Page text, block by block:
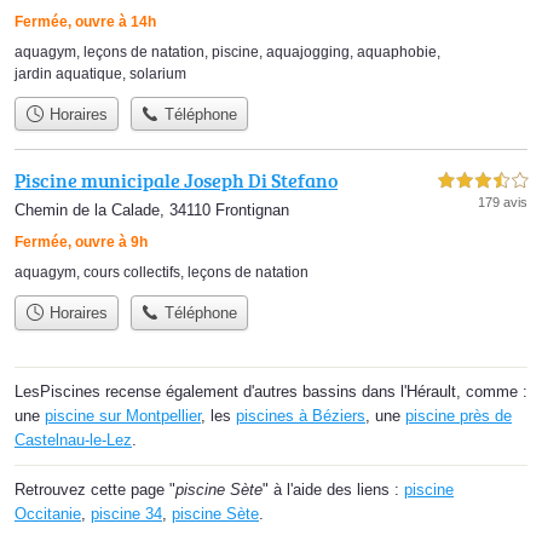
Fermée, ouvre à 14h
aquagym leçons de natation piscine aquajogging aquaphobie
jardin aquatique solarium
Horaires Téléphone
Piscine municipale Joseph Di Stefano
Chemin de la Calade, 34110 Frontignan
Fermée, ouvre à 9h
3,5 étoiles sur 5
179 avis
aquagym, cours collectifs, leçons de natation
Horaires Téléphone
LesPiscines recense également d'autres bassins dans l'Hérault, comme :
une piscine sur Montpellier, les piscines à Béziers , une piscine près de
Castelnau-le-Lez
Retrouvez cette page "piscine Sète" à l'aide des liens : piscine
Occitanie piscine 34 piscine Sète